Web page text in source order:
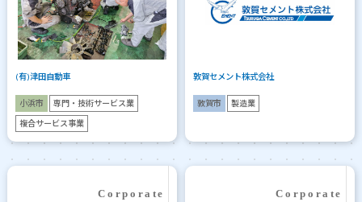
(有)津田自動車
小浜市 専門・技術サービス業
複合サービス事業
敦賀セメント株式会社
敦賀市 製造業